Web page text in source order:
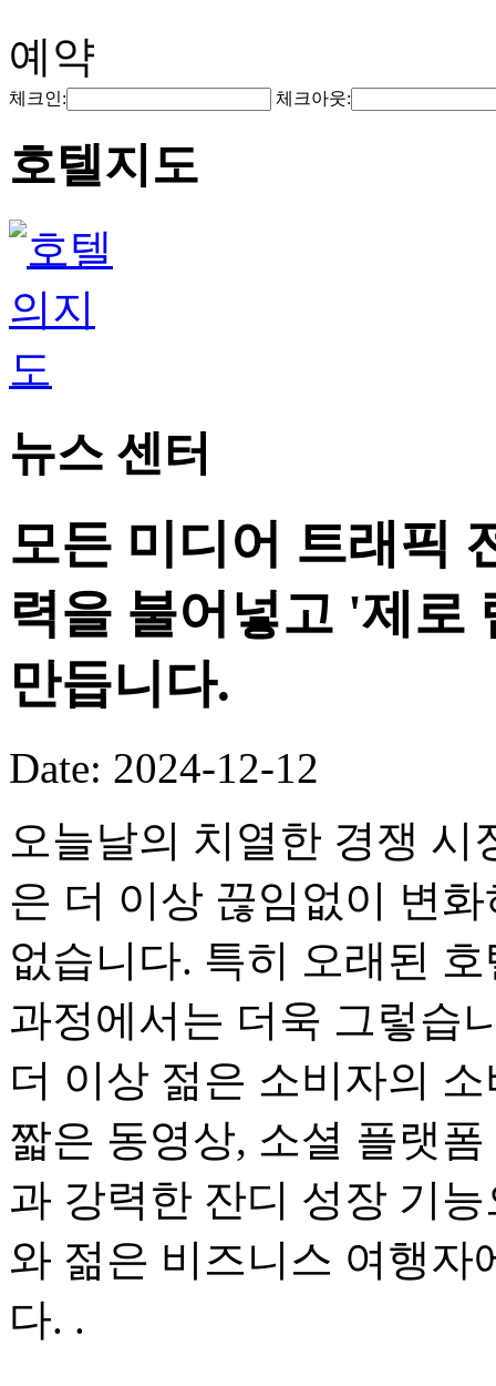
예약
체크인: 체크아웃:
호텔지도
뉴스 센터
모든 미디어 트래픽
력을 불어넣고 '제로
만듭니다.
Date: 2024-12-12
오늘날의 치열한 경쟁
은 더 이상 끊임없이 변
없습니다. 특히 오래된
과정에서는 더욱 그렇습
더 이상 젊은 소비자의
짧은 동영상, 소셜 플랫
과 강력한 잔디 성장 기
와 젊은 비즈니스 여행자
다. .